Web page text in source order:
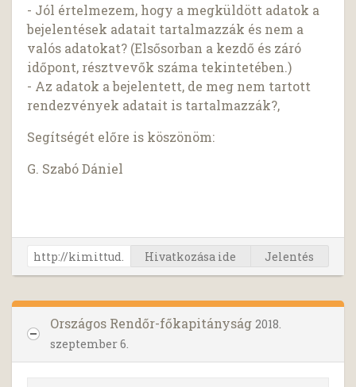
- Jól értelmezem, hogy a megküldött adatok a
bejelentések adatait tartalmazzák és nem a
valós adatokat? (Elsősorban a kezdő és záró
időpont, résztvevők száma tekintetében.)
- Az adatok a bejelentett, de meg nem tartott
rendezvények adatait is tartalmazzák?,
Segítségét előre is köszönöm:
G. Szabó Dániel
Hivatkozása ide Jelentés
Országos Rendőr-főkapitányság 2018.
szeptember 6.